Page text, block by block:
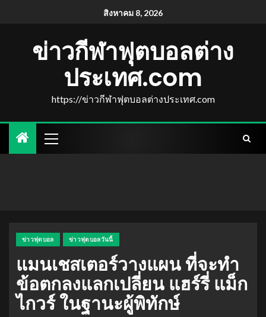
สิงหาคม 8, 2026
ข่าวกีฬาฟุตบอลต่าง
ประเทศ.com
https://ข่าวกีฬาฟุตบอลต่างประเทศ.com
ข่าวฟุตบอล ข่าวฟุตบอลวันนี้
แมนเชสเตอร์วางแผน ที่จะทำ
ข้อตกลงแลกเปลี่ยน แฮร์รี่ แม็ก
ไกวร์ ในฐานะผู้พิทักษ์